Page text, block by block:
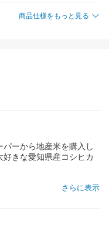
商品仕様をもっと見る
ーから地産米を購入し
きな愛知県産コシヒカ
さらに表示